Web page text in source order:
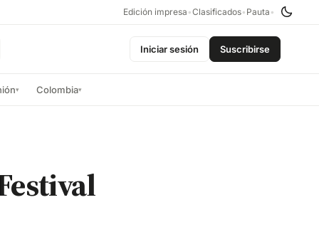
Edición impresa •Clasificados• Pauta •
Iniciar sesión Suscribirse
▾ Colombia▾